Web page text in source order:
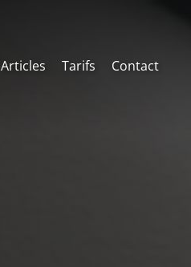
Articles Tarifs Contact